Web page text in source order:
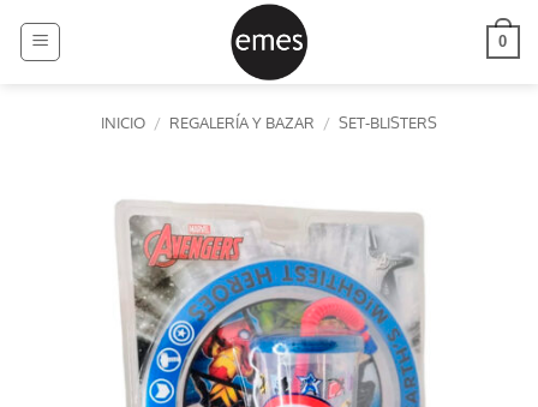
0
INICIO / REGALERÍA Y BAZAR / SET-BLISTERS